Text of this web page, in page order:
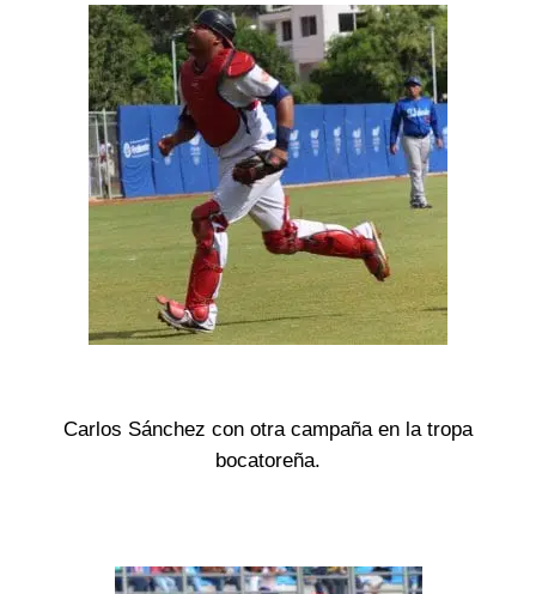
Carlos Sánchez con otra campaña en la tropa
bocatoreña.